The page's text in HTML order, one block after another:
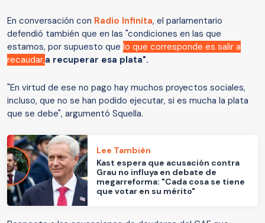
En conversación con Radio Infinita, el parlamentario
defendió también que en las "condiciones en las que
estamos, por supuesto que lo que corresponde es salir a
recaudar,a recuperar esa plata".
"En virtud de ese no pago hay muchos proyectos sociales,
incluso, que no se han podido ejecutar, si es mucha la plata
que se debe", argumentó Squella.
Lee También
Kast espera que acusación contra
Grau no influya en debate de
megarreforma: "Cada cosa se tiene
que votar en su mérito"